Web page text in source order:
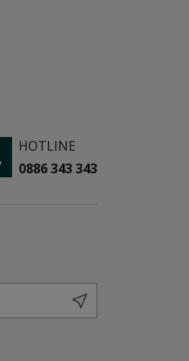
HOTLINE
0886 343 343